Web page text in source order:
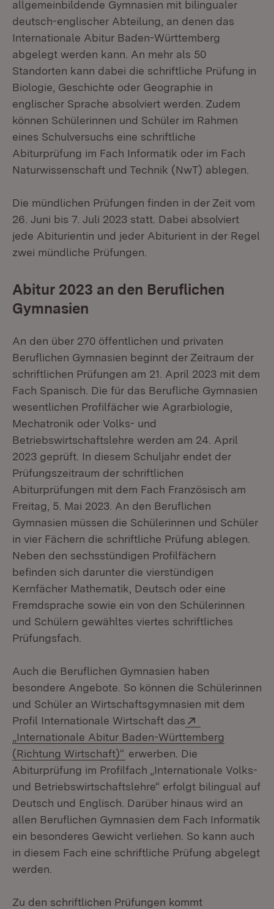
allgemeinbildende Gymnasien mit bilingualer
deutsch-englischer Abteilung, an denen das
Internationale Abitur Baden-Württemberg
abgelegt werden kann. An mehr als 50
Standorten kann dabei die schriftliche Prüfung in
Biologie, Geschichte oder Geographie in
englischer Sprache absolviert werden. Zudem
können Schülerinnen und Schüler im Rahmen
eines Schulversuchs eine schriftliche
Abiturprüfung im Fach Informatik oder im Fach
Naturwissenschaft und Technik (NwT) ablegen.
Die mündlichen Prüfungen finden in der Zeit vom
26. Juni bis 7. Juli 2023 statt. Dabei absolviert
jede Abiturientin und jeder Abiturient in der Regel
zwei mündliche Prüfungen.
Abitur 2023 an den Beruflichen
Gymnasien
An den über 270 öffentlichen und privaten
Beruflichen Gymnasien beginnt der Zeitraum der
schriftlichen Prüfungen am 21. April 2023 mit dem
Fach Spanisch. Die für das Berufliche Gymnasien
wesentlichen Profilfächer wie Agrarbiologie,
Mechatronik oder Volks- und
Betriebswirtschaftslehre werden am 24. April
2023 geprüft. In diesem Schuljahr endet der
Prüfungszeitraum der schriftlichen
Abiturprüfungen mit dem Fach Französisch am
Freitag, 5. Mai 2023. An den Beruflichen
Gymnasien müssen die Schülerinnen und Schüler
in vier Fächern die schriftliche Prüfung ablegen.
Neben den sechsstündigen Profilfächern
befinden sich darunter die vierstündigen
Kernfächer Mathematik, Deutsch oder eine
Fremdsprache sowie ein von den Schülerinnen
und Schülern gewähltes viertes schriftliches
Prüfungsfach.
Auch die Beruflichen Gymnasien haben
besondere Angebote. So können die Schülerinnen
und Schüler an Wirtschaftsgymnasien mit dem
Profil Internationale Wirtschaft das
„Internationale Abitur Baden-Württemberg
(Richtung Wirtschaft)“ (Öffnet in neuem Fenster)
erwerben. Die
Abiturprüfung im Profilfach „Internationale Volks-
und Betriebswirtschaftslehre“ erfolgt bilingual auf
Deutsch und Englisch. Darüber hinaus wird an
allen Beruflichen Gymnasien dem Fach Informatik
ein besonderes Gewicht verliehen. So kann auch
in diesem Fach eine schriftliche Prüfung abgelegt
werden.
Zu den schriftlichen Prüfungen kommt